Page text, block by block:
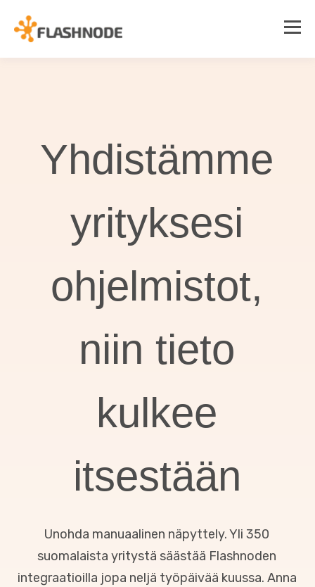
Yhdistämme
yrityksesi
ohjelmistot,
niin tieto
kulkee
itsestään
Unohda manuaalinen näpyttely. Yli 350
suomalaista yritystä säästää Flashnoden
integraatioilla jopa neljä työpäivää kuussa. Anna